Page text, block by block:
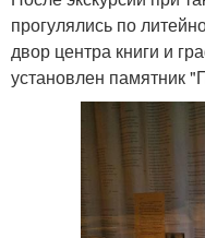
прогулялись по
двор центра книги и
установлен памятник